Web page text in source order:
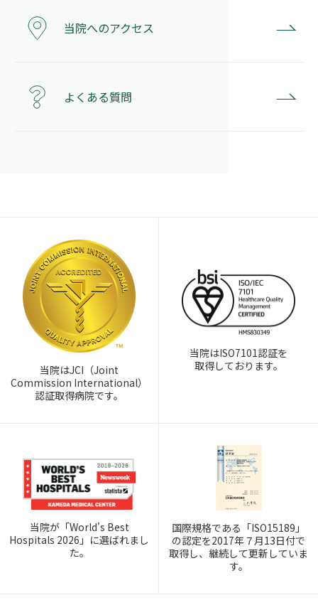
当院へのアクセス
よくある質問
当院はJCI（Joint
Commission International）
認証取得病院です。
当院はISO7101認証を
取得しております。
当院が「World's Best
Hospitals 2026」に選ばれまし
た。
国際規格である「ISO15189」
の認定を2017年７月13日付で
取得し、継続して更新していま
す。